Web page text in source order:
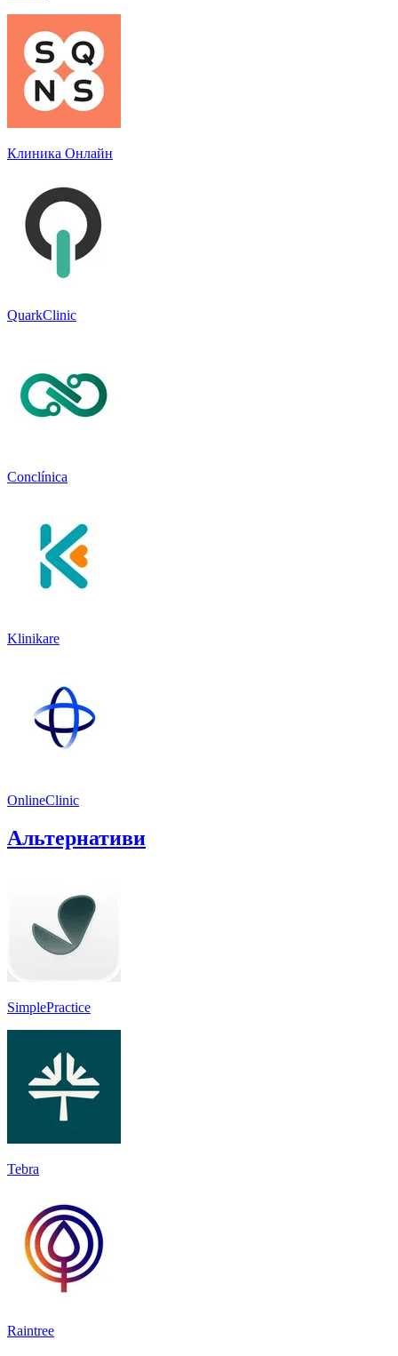
Клиника Онлайн
QuarkClinic
Conclínica
Klinikare
OnlineClinic
Альтернативи
SimplePractice
Tebra
Raintree